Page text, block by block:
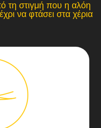
τη στιγμή που η αλόη
να φτάσει στα χέρια